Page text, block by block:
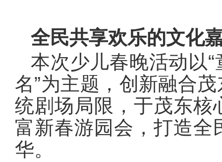
全民共享欢乐的文化
本次少儿春晚活动以
名”为主题，创新融合
统剧场局限，于茂东核
富新春游园会，打造
华。